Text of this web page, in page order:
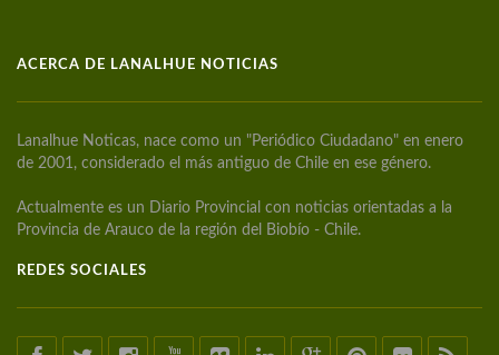
ACERCA DE LANALHUE NOTICIAS
Lanalhue Noticas, nace como un "Periódico Ciudadano" en enero
de 2001, considerado el más antiguo de Chile en ese género.
Actualmente es un Diario Provincial con noticias orientadas a la
Provincia de Arauco de la región del Biobío - Chile.
REDES SOCIALES